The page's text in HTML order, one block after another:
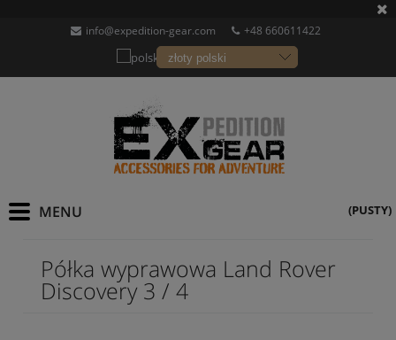
info@expedition-gear.com +48 660611422
(PUSTY)
Półka wyprawowa Land Rover
Discovery 3 / 4